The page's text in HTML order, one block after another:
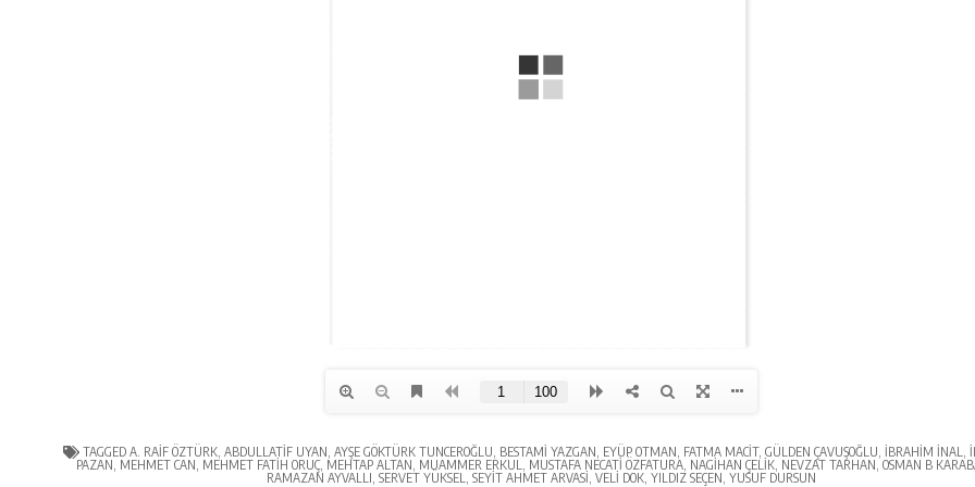
TAGGED A. RAIF ÖZTÜRK, ABDULLATIF UYAN, AYŞE GÖKTÜRK TUNCEROĞLU, BESTAMI YAZGAN, EYÜP OTMAN, FATMA MACIT, GÜLDEN ÇAVUŞOĞLU, İBRAHIM İNAL,
PAZAN, MEHMET CAN, MEHMET FATIH ORUÇ, MEHTAP ALTAN, MUAMMER ERKUL, MUSTAFA NECATI ÖZFATURA, NAGIHAN ÇELIK, NEVZAT TARHAN, OSMAN B
RAMAZAN AYVALLI, SERVET YÜKSEL, SEYIT AHMET ARVASI, VELI DOK, YILDIZ SEÇEN, YUSUF DURSUN